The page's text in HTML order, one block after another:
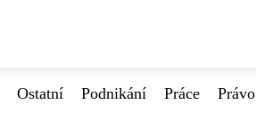
Ostatní Podnikání Práce Právo